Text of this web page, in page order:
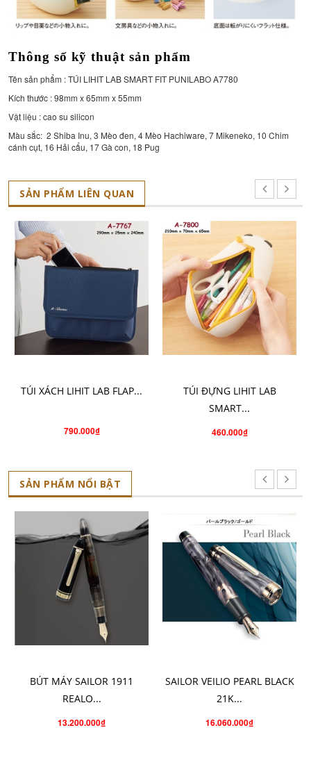
Thông số kỹ thuật sản phẩm
Tên sản phẩm : TÚI LIHIT LAB SMART FIT PUNILABO A7780
Kích thước :98mm x 65mm x 55mm
Vật liệu : cao su silicon
Màu sắc: 2 Shiba Inu, 3 Mèo đen, 4 Mèo Hachiware, 7 Mikeneko, 10 Chim
cánh cụt, 16 Hải cẩu, 17 Gà con, 18 Pug
SẢN PHẨM LIÊN QUAN
TÚI XÁCH LIHIT LAB FLAP...
790.000₫
TÚI ĐỰNG LIHIT LAB
SMART...
460.000₫
SẢN PHẨM NỔI BẬT
BÚT MÁY SAILOR 1911
REALO...
13.200.000₫
SAILOR VEILIO PEARL BLACK
21K...
16.060.000₫